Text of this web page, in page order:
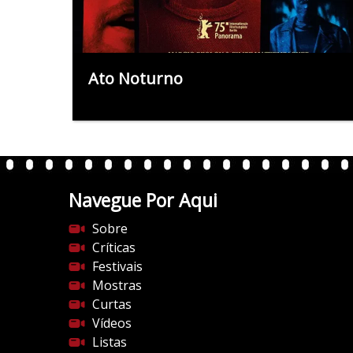
Ato Noturno
Navegue Por Aqui
Sobre
Críticas
Festivais
Mostras
Curtas
Vídeos
Listas